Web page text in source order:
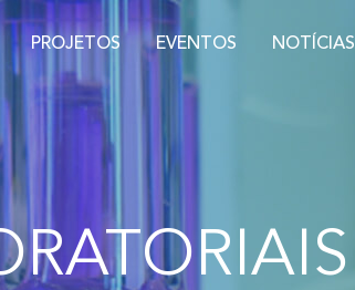
PROJETOS EVENTOS NOTÍCIAS